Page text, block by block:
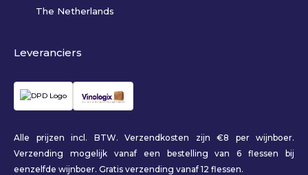
The Netherlands
Leveranciers
Alle prijzen incl. BTW. Verzendkosten zijn €8 per wijnboer.
Verzending mogelijk vanaf een bestelling van 6 flessen bij
eenzelfde wijnboer. Gratis verzending vanaf 12 flessen.